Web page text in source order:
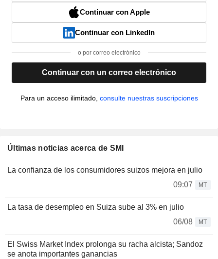
Continuar con Apple
Continuar con LinkedIn
o por correo electrónico
Continuar con un correo electrónico
Para un acceso ilimitado, consulte nuestras suscripciones
Últimas noticias acerca de SMI
La confianza de los consumidores suizos mejora en julio
09:07
MT
La tasa de desempleo en Suiza sube al 3% en julio
06/08
MT
El Swiss Market Index prolonga su racha alcista; Sandoz
se anota importantes ganancias